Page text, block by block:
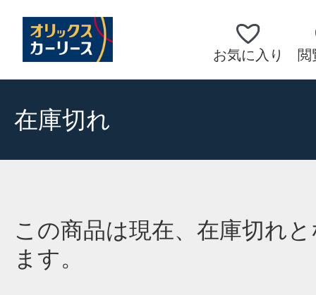
お気に入り 閲
在庫切れ
この商品は現在、在庫切れ
ます。